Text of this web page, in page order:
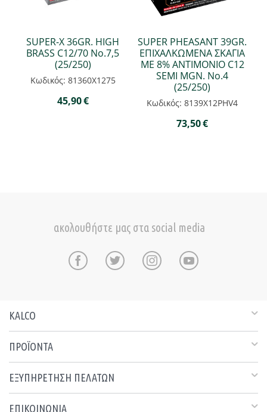
SUPER-Χ 36GR. HIGH
BRASS C12/70 Νο.7,5
(25/250)
Κωδικός: 81360Χ1275
45,90€
SUPER PHEASANT 39GR.
ΕΠΙΧΑΛΚΩΜΕΝΑ ΣΚΑΓΙΑ
ΜΕ 8% ANTIMONIO C12
SEMI MGN. Νο.4
(25/250)
Κωδικός: 8139X12PHV4
73,50€
ακολουθήστε μας στα social media
KALCO
ΠΡΟΪΟΝΤΑ
ΕΞΥΠΗΡΕΤΗΣΗ ΠΕΛΑΤΩΝ
ΕΠΙΚΟΙΝΩΝΙΑ